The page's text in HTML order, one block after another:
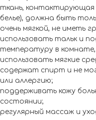
ткань, контактирующая
белье), должна быть
очень мягкой, не иметь
использовать тальк и
температуру в
использовать мягкие
содержат спирт и не
или аллергию;
поддерживать кожу
состоянии;
регулярный массаж и